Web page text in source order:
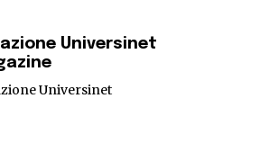
Universinet
Universinet